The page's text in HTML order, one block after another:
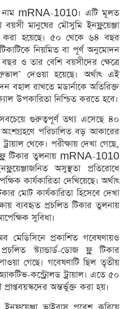
নাম mRNA-1010। এটি মূলত
মানুষের মৌসুমি ইনফ্লুয়েঞ্জা
করা হয়েছে। ৫০ থেকে ৬৪ বছর
নিয়মিত বা পূর্ণ অনুমোদন
ও তার বেশি বয়সীদের ক্ষেত্রে
দেওয়া হয়েছে। অর্থাৎ এই
বহাল রাখতে মডার্নাকে অতিরিক্ত
উপকারিতা নিশ্চিত করতে হবে।
গুরুত্বপূর্ণ তথ্য এসেছে ৪০
অংশগ্রহণে পরিচালিত বড় আকারের
থেকে। পরীক্ষায় দেখা গেছে,
ফ্লু টিকার তুলনায় mRNA-1010
অসুস্থতা প্রতিরোধে
কার্যকারিতা দেখিয়েছে। অর্থাৎ
মোট কার্যকারিতা হিসেবে দেখা
ব্যবহৃত প্রচলিত টিকার তুলনায়
সুবিধা।
মেডিসিনে প্রকাশিত গবেষণায়ও
স্ট্যান্ডার্ড-ডোজ ফ্লু টিকার
গেছে। গবেষণাটি ছিল তৃতীয়
কন্ট্রোলড ট্রায়াল। এতে ৫০
অন্তর্ভুক্ত করা হয়।